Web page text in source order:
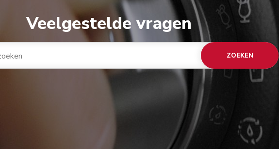
Veelgestelde vragen
ZOEKEN